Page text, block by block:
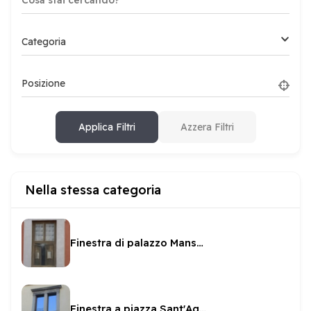
Categoria
Posizione
Applica Filtri Azzera Filtri
Nella stessa categoria
Finestra di palazzo Mansueti